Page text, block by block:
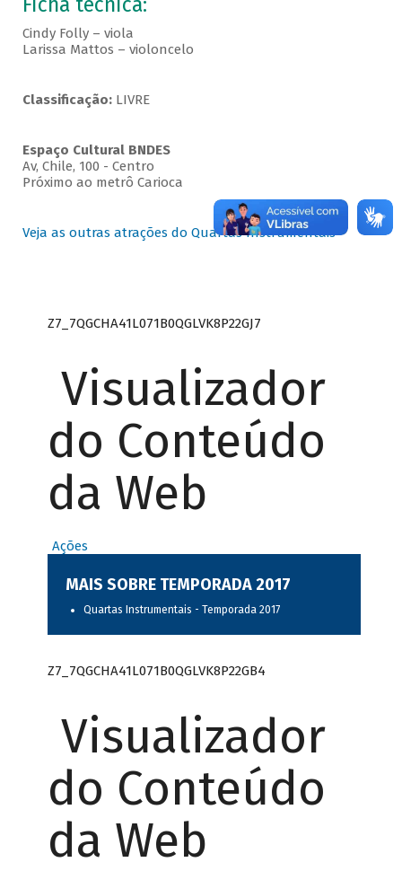
Ficha técnica:
Cindy Folly – viola
Larissa Mattos – violoncelo
Classificação:LIVRE
Espaço Cultural BNDES
Av, Chile, 100 - Centro
Próximo ao metrô Carioca
Veja as outras atrações do Quartas Instrumentais
Z7_7QGCHA41L071B0QGLVK8P22GJ7
Visualizador
do Conteúdo
da Web
Ações
MAIS SOBRE TEMPORADA 2017
Quartas Instrumentais - Temporada 2017
Z7_7QGCHA41L071B0QGLVK8P22GB4
Visualizador
do Conteúdo
da Web